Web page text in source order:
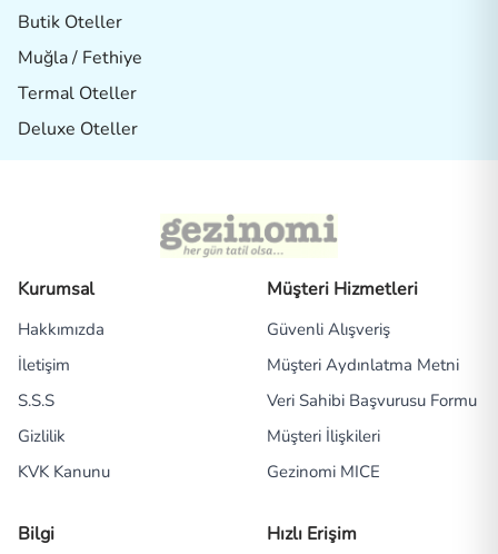
Butik Oteller
Muğla / Fethiye
Termal Oteller
Deluxe Oteller
Kurumsal
Hakkımızda
İletişim
S.S.S
Gizlilik
KVK Kanunu
Müşteri Hizmetleri
Güvenli Alışveriş
Müşteri Aydınlatma Metni
Veri Sahibi Başvurusu Formu
Müşteri İlişkileri
Gezinomi MICE
Bilgi Hızlı Erişim